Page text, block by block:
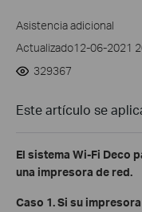
Asistencia adicional
Actualizado12-06-2021
329367
Este artículo se
El sistema Wi-Fi Deco
una impresora de red.
Caso 1. Si su